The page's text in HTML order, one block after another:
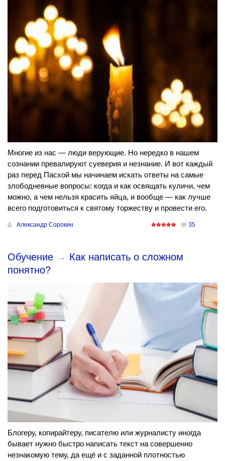
Многие из нас — люди верующие. Но нередко в нашем
сознании превалируют суеверия и незнание. И вот каждый
раз перед Пасхой мы начинаем искать ответы на самые
злободневные вопросы: когда и как освящать куличи, чем
можно, а чем нельзя красить яйца, и вообще — как лучше
всего подготовиться к святому торжеству и провести его.
Александр Сорокин 35
Обучение → Как написать о сложном
понятно?
Блогеру, копирайтеру, писателю или журналисту иногда
бывает нужно быстро написать текст на совершенно
незнакомую тему, да ещё и с заданной плотностью